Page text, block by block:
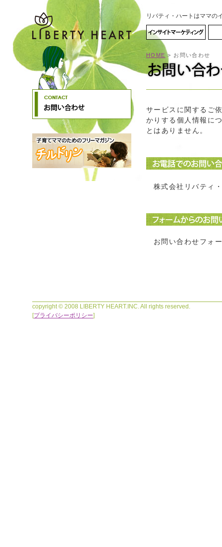
リバティ・ハートはママの
HOME > お問い合わせ
サービスに関するご
かりする個人情報に
とはありません。
株式会社リバテ
お問い合わせフォ
copyright © 2008 LIBERTY HEART.INC. All rights reserved.
[プライバシーポリシー]